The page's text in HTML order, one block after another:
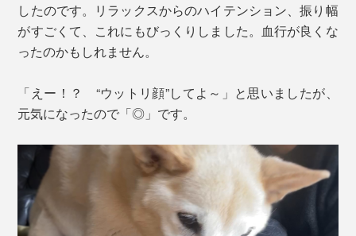
したのです。リラックスからのハイテンション、振り幅
がすごくて、これにもびっくりしました。血行が良くな
ったのかもしれません。
「えー！？ “ウットリ顔”してよ～」と思いましたが、
元気になったので「◎」です。